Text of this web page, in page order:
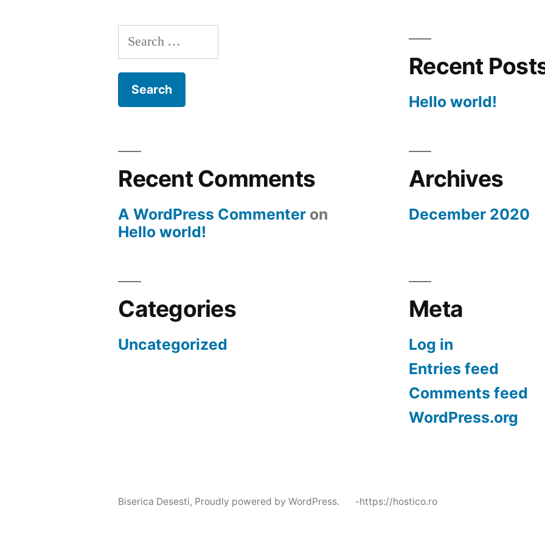
Search
for:
Recent
Hello world!
Recent Comments
A WordPress Commenter on
Hello world!
Archives
December 2020
Categories
Uncategorized
Meta
Log in
Entries feed
Comments feed
WordPress.org
Biserica Desesti, Proudly powered by WordPress. -https://hostico.ro